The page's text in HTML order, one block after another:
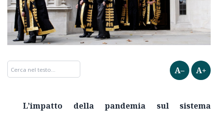
A– A+
L’impatto della pandemia sul sistema